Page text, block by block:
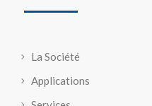
La Société
Applications